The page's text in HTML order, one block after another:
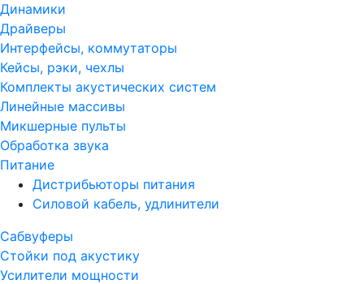
Динамики
Драйверы
Интерфейсы, коммутаторы
Кейсы, рэки, чехлы
Комплекты акустических систем
Линейные массивы
Микшерные пульты
Обработка звука
Питание
Дистрибьюторы питания
Силовой кабель, удлинители
Сабвуферы
Стойки под акустику
Усилители мощности